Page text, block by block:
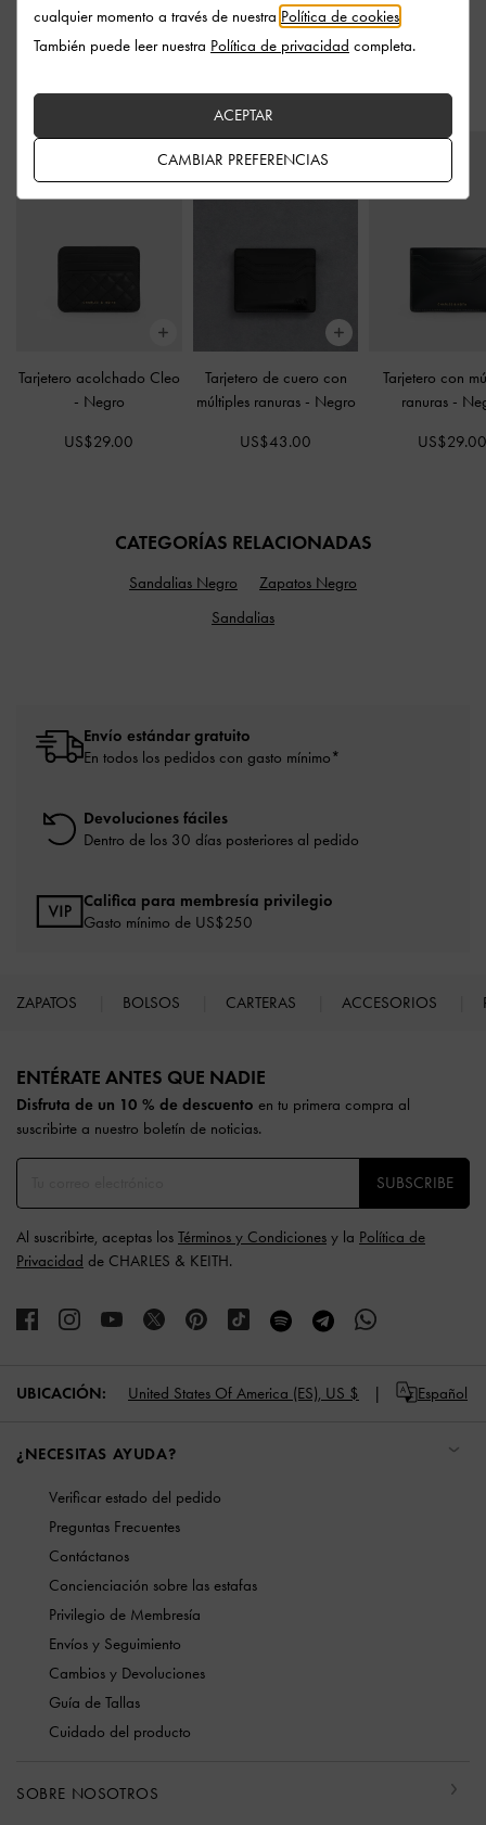
ESTILO CON
Tarjetero acolchado Cleo
- Negro
US$29.00
Tarjetero de cuero con
múltiples ranuras - Negro
US$43.00
Tarjetero con
ranuras -
US$29.00
CATEGORÍAS RELACIONADAS
Sandalias Negro
Zapatos Negro
Sandalias
Envío estándar gratuito
En todos los pedidos con gasto mínimo*
Devoluciones fáciles
Dentro de los 30 días posteriores al pedido
Califica para membresía privilegio
Gasto mínimo de US$250
ZAPATOS BOLSOS CARTERAS ACCESORIOS
ENTÉRATE ANTES QUE NADIE​​
Disfruta de un 10 % de descuento en tu primera compra al
suscribirte a nuestro boletín de noticias.
SUBSCRIBE
Al suscribirte, aceptas los Términos y Condiciones y la Política de
Privacidad de CHARLES & KEITH.
UBICACIÓN: United States Of America (ES), US $ Español
¿NECESITAS AYUDA?
Verificar estado del pedido
Preguntas Frecuentes
Contáctanos
Concienciación sobre las estafas
Privilegio de Membresía
Envíos y Seguimiento
Cambios y Devoluciones
Guía de Tallas
Cuidado del producto
SOBRE NOSOTROS
cualquier momento a través de nuestra Política de cookies
También puede leer nuestra Política de privacidad completa.
CAMBIAR PREFERENCIAS
ACEPTAR